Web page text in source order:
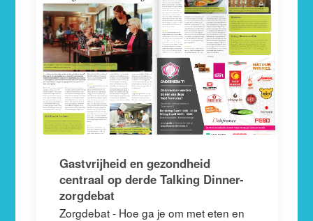
Gastvrijheid en gezondheid
centraal op derde Talking Dinner-
zorgdebat
Zorgdebat - Hoe ga je om met eten en